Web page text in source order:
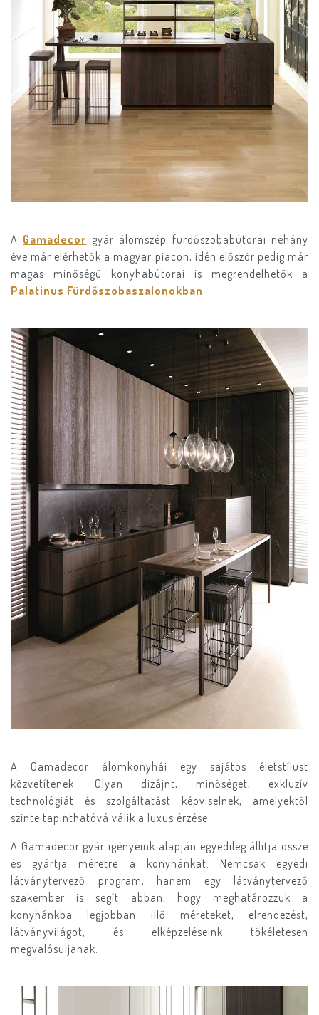
A Gamadecor gyár álomszép fürdőszobabútorai néhány
éve már elérhetők a magyar piacon, idén először pedig már
magas minőségű konyhabútorai is megrendelhetők a
Palatinus Fürdőszobaszalonokban.
A Gamadecor álomkonyhái egy sajátos életstílust
közvetítenek. Olyan dizájnt, minőséget, exkluzív
technológiát és szolgáltatást képviselnek, amelyektől
szinte tapinthatóvá válik a luxus érzése.
A Gamadecor gyár igényeink alapján egyedileg állítja össze
és gyártja méretre a konyhánkat. Nemcsak egyedi
látványtervező program, hanem egy látványtervező
szakember is segít abban, hogy meghatározzuk a
konyhánkba legjobban illő méreteket, elrendezést,
látványvilágot, és elképzeléseink tökéletesen
megvalósuljanak.